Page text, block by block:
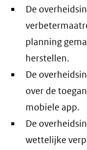
De
planning
herstellen.
De
over de
mobiele app.
De
wettelijke